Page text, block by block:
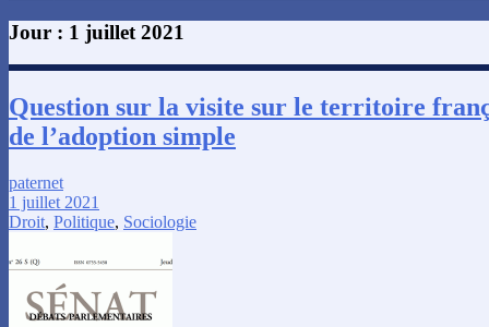
Jour : 1 juillet 2021
Question sur la visite sur le territoire
de l’adoption simple
paternet
1 juillet 2021
Droit, Politique, Sociologie